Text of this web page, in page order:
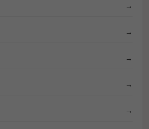
→
→
→
→
→